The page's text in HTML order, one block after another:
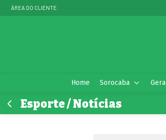
ÁREA DO CLIENTE
Home Sorocaba
Esporte / Notícias